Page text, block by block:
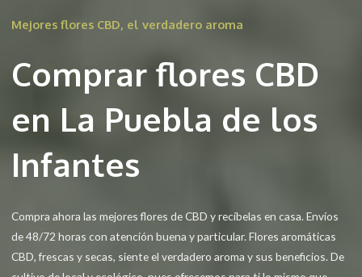
Mejores flores CBD, el verdadero aroma
Comprar flores CBD
en La Puebla de los
Infantes
Compra ahora las mejores flores de CBD y recíbelas en casa. Envíos
de 48/72 horas con atención buena y particular. Flores aromáticas
CBD, frescas y secas, siente el verdadero aroma y sus beneficios. De